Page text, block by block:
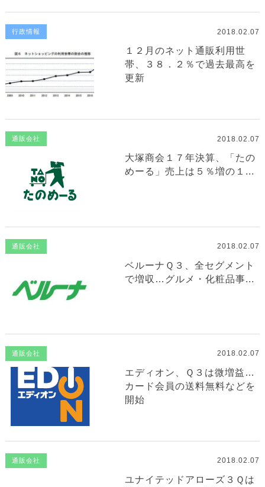
行政情報 2018.02.07
１２月のネット通販利用世
帯、３８．２％で過去最高を
更新
通販会社 2018.02.07
大塚商会１７年決算、「たの
めーる」売上は５％増の１...
通販会社 2018.02.07
ベルーナＱ３、全セグメント
で増収…グルメ・化粧品事...
通販会社 2018.02.07
エディオン、Ｑ３は微増益…
カード会員の送料無料などを
開始
通販会社 2018.02.07
ユナイテッドアローズ３Ｑは